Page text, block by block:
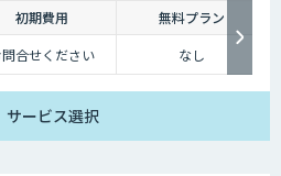
初期費用
無料プラン
問合せください なし
サービス選択